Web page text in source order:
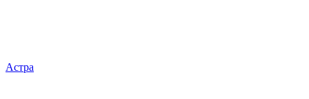
Астра